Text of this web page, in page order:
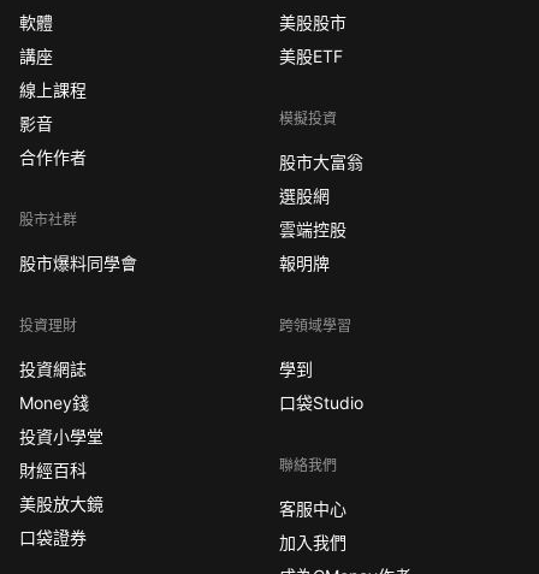
軟體
講座
線上課程
影音
合作作者
股市社群
股市爆料同學會
投資理財
投資網誌
Money錢
投資小學堂
財經百科
美股放大鏡
口袋證券
美股股市
美股ETF
模擬投資
股市大富翁
選股網
雲端控股
報明牌
跨領域學習
學到
口袋Studio
聯絡我們
客服中心
加入我們